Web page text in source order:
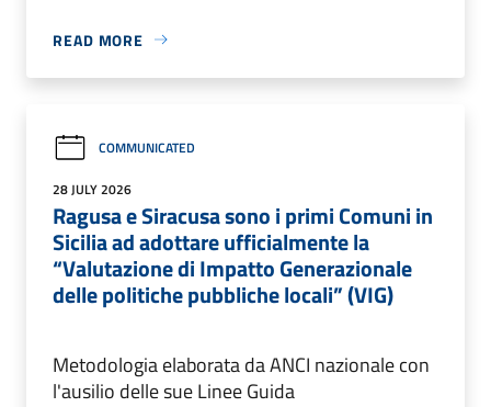
READ MORE
COMMUNICATED
28 JULY 2026
Ragusa e Siracusa sono i primi Comuni in
Sicilia ad adottare ufficialmente la
“Valutazione di Impatto Generazionale
delle politiche pubbliche locali” (VIG)
Metodologia elaborata da ANCI nazionale con
l'ausilio delle sue Linee Guida